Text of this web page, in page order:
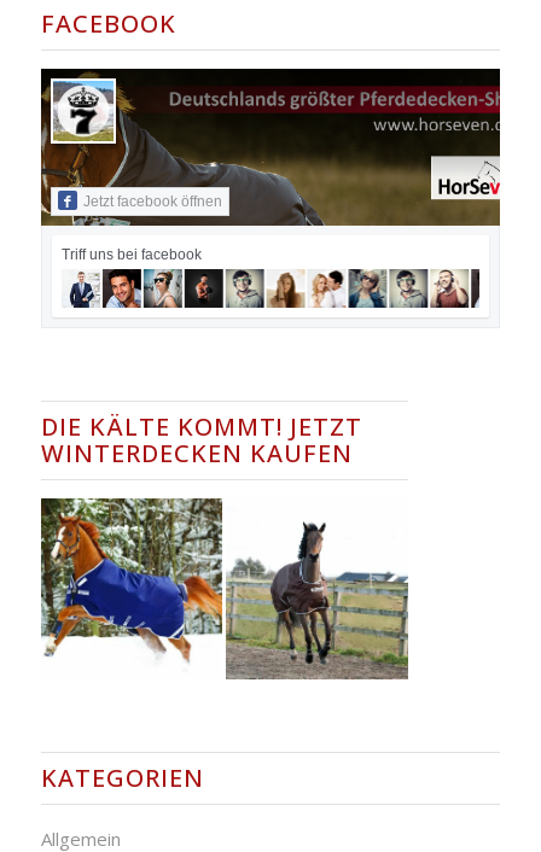
FACEBOOK
Jetzt facebook öffnen
Triff uns bei facebook
DIE KÄLTE KOMMT! JETZT
WINTERDECKEN KAUFEN
KATEGORIEN
Allgemein